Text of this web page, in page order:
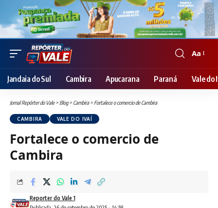
Font
Resizer
Aa
Jandaia do Sul Cambira Apucarana Paraná Vale do
Jornal Repórter do Vale> Blog> Cambira> Fortalece o comercio de Cambira
CAMBIRA VALE DO IVAÍ
Fortalece o comercio de
Cambira
Reporter do Vale 1